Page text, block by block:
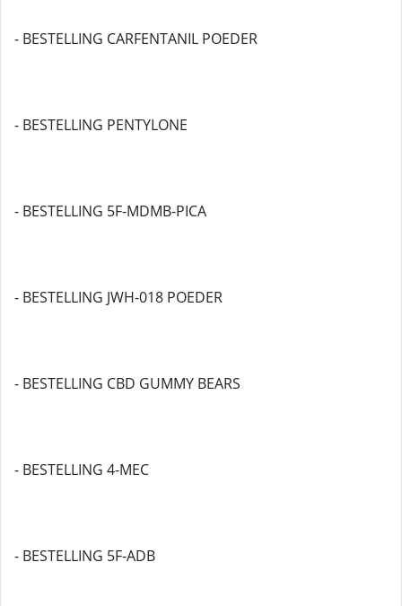
- BESTELLING CARFENTANIL POEDER
- BESTELLING PENTYLONE
- BESTELLING 5F-MDMB-PICA
- BESTELLING JWH-018 POEDER
- BESTELLING CBD GUMMY BEARS
- BESTELLING 4-MEC
- BESTELLING 5F-ADB